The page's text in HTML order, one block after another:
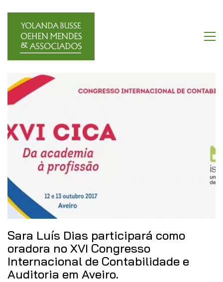
Sara Luís Dias participará como
oradora no XVI Congresso
Internacional de Contabilidade e
Auditoria em Aveiro.